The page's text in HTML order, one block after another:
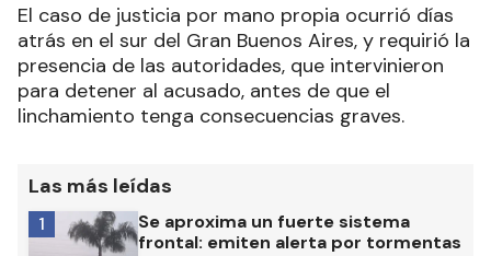
El caso de justicia por mano propia ocurrió días
atrás en el sur del Gran Buenos Aires, y requirió la
presencia de las autoridades, que intervinieron
para detener al acusado, antes de que el
linchamiento tenga consecuencias graves.
Las más leídas
Se aproxima un fuerte sistema
frontal: emiten alerta por tormentas
1